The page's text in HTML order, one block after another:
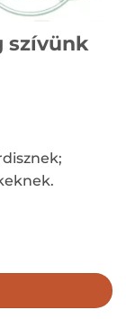
szívünk
10x10cm